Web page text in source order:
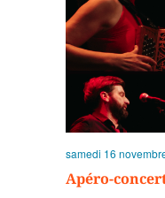
Apéro-
samedi 16